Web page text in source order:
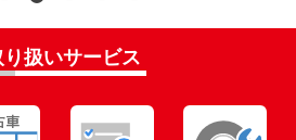
り扱いサービス